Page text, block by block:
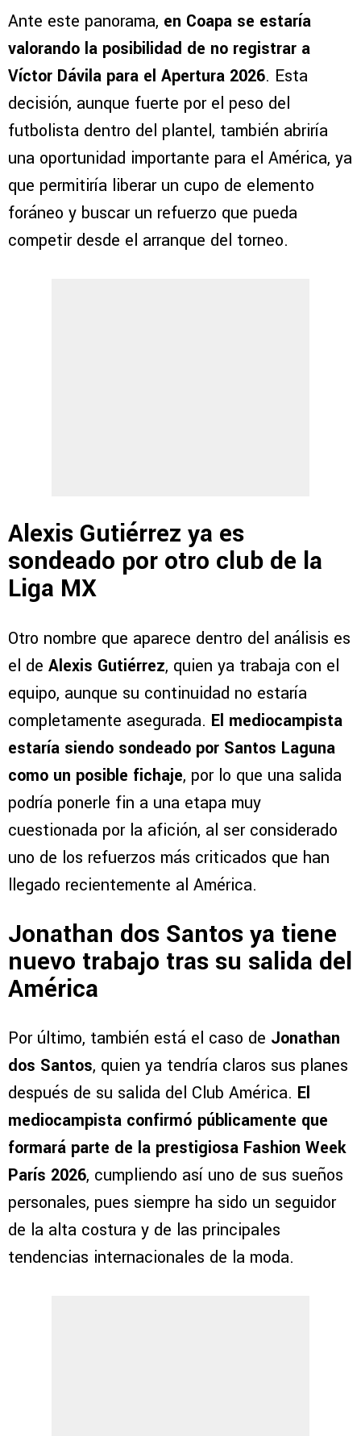
Ante este panorama, en Coapa se estaría
valorando la posibilidad de no registrar a
Víctor Dávila para el Apertura 2026. Esta
decisión, aunque fuerte por el peso del
futbolista dentro del plantel, también abriría
una oportunidad importante para el América, ya
que permitiría liberar un cupo de elemento
foráneo y buscar un refuerzo que pueda
competir desde el arranque del torneo.
Alexis Gutiérrez ya es
sondeado por otro club de la
Liga MX
Otro nombre que aparece dentro del análisis es
el de Alexis Gutiérrez, quien ya trabaja con el
equipo, aunque su continuidad no estaría
completamente asegurada. El mediocampista
estaría siendo sondeado por Santos Laguna
como un posible fichaje, por lo que una salida
podría ponerle fin a una etapa muy
cuestionada por la afición, al ser considerado
uno de los refuerzos más criticados que han
llegado recientemente al América.
Jonathan dos Santos ya tiene
nuevo trabajo tras su salida del
América
Por último, también está el caso de Jonathan
dos Santos, quien ya tendría claros sus planes
después de su salida del Club América. El
mediocampista confirmó públicamente que
formará parte de la prestigiosa Fashion Week
París 2026, cumpliendo así uno de sus sueños
personales, pues siempre ha sido un seguidor
de la alta costura y de las principales
tendencias internacionales de la moda.